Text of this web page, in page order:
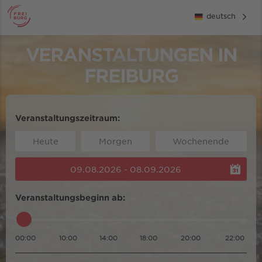
deutsch
VERANSTALTUNGEN IN
FREIBURG
Veranstaltungszeitraum:
Heute Morgen Wochenende
09.08.2026 - 08.09.2026
Veranstaltungsbeginn ab:
00:00 10:00 14:00 18:00 20:00 22:00